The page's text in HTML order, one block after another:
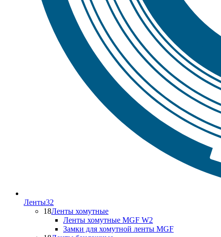
Ленты32
18Ленты хомутные
Ленты хомутные MGF W2
Замки для хомутной ленты MGF